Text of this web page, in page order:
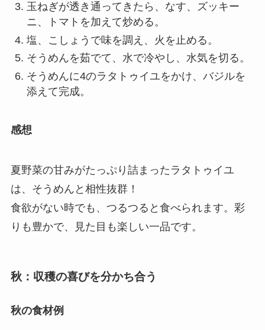
玉ねぎが透き通ってきたら、なす、ズッキー
ニ、トマトを加えて炒める。
塩、こしょうで味を調え、火を止める。
そうめんを茹でて、水で冷やし、水気を切る。
そうめんに4のラタトゥイユをかけ、バジルを
添えて完成。
感想
夏野菜の甘みがたっぷり詰まったラタトゥイユ
は、そうめんと相性抜群！
食欲がない時でも、つるつると食べられます。彩
りも豊かで、見た目も楽しい一品です。
秋：収穫の喜びを分かち合う
秋の食材例